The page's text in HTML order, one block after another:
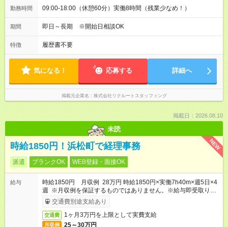
勤務時間 09:00-18:00（休憩60分）実働8時間（残業少なめ！）
期間 即日～長期 ※開始日相談OK
特徴 履歴書不要
気になる！ 応募する 詳細へ
掲載元企業名 株式会社リクルートスタッフィング
掲載日：2026.08.10
未読
NEW
時給1850円！浜松町で経理事務
派遣 ブランクOK WEB登録・面接OK
給与
時給1850円 月収例 28万円 時給1850円×実働7h40m×週5日×4
週 ※月収例を保証するものではありません。※給与即受取りサ
ービス利用可（利用条件有）
交通費別途支給あり
交通費 1ヶ月3万円を上限として実費支給
月収例 25～30万円